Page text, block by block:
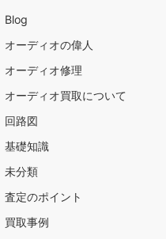
Blog
オーディオの偉人
オーディオ修理
オーディオ買取について
回路図
基礎知識
未分類
査定のポイント
買取事例